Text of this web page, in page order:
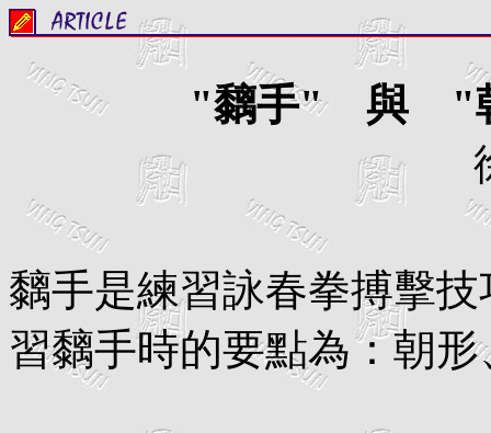
"黐手" 與 "朝
黐手是練習詠春拳搏擊
習黐手時的要點為：朝